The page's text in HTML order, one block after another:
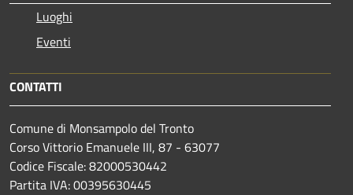
Luoghi
Eventi
CONTATTI
Comune di Monsampolo del Tronto
Corso Vittorio Emanuele III, 87 - 63077
Codice Fiscale: 82000530442
Partita IVA: 00395630445